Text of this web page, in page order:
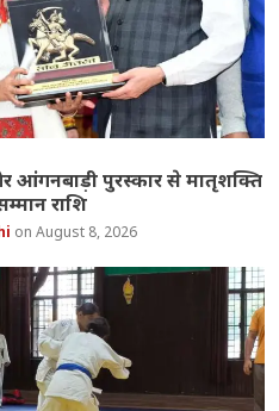
पुरस्कार से मातृशक्ति
राशि
August 8, 2026